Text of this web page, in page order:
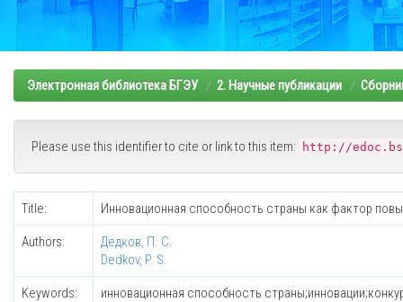
Электронная библиотека БГЭУ 2. Научные публикации
Please use this identifier to cite or link to this item: http://
Title: Инновационная способность страны как фактор
Authors:
Дедков, П. С.
Dedkov, P. S.
Keywords:
инновационная способность